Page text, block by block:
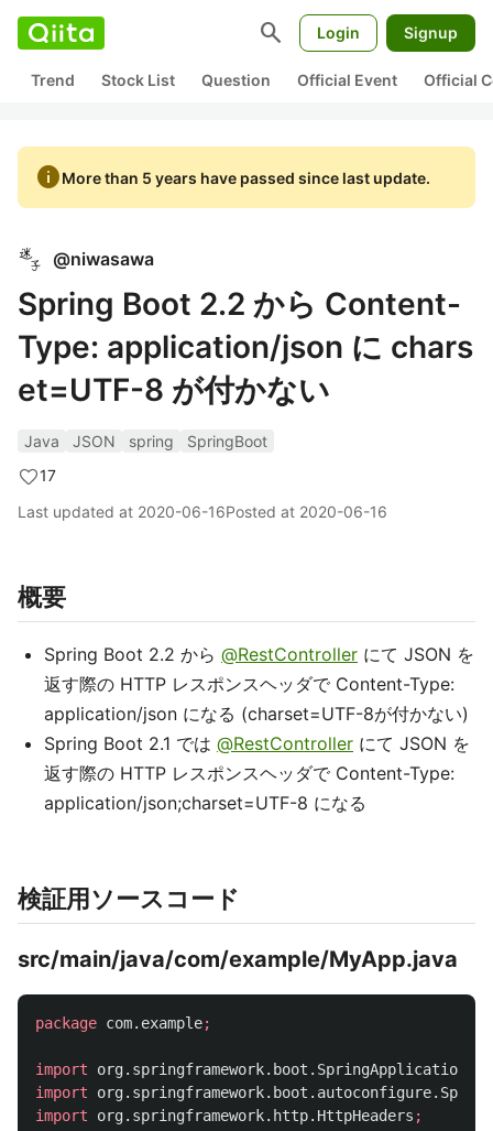
search Login Signup
Trend Stock List Question Official Event Official
infoMore than 5 years have passed since last update.
@niwasawa
Spring Boot 2.2 から Content-
Type: application/json に chars
et=UTF-8 が付かない
Java JSON spring
SpringBoot
17
Last updated at 2020-06-16Posted at 2020-06-16
概要
Spring Boot 2.2 から @RestController にて JSON を
返す際の HTTP レスポンスヘッダで Content-Type:
application/json になる (charset=UTF-8が付かない)
Spring Boot 2.1 では @RestController にて JSON を
返す際の HTTP レスポンスヘッダで Content-Type:
application/json;charset=UTF-8 になる
検証用ソースコード
src/main/java/com/example/MyApp.java
package com.example;
import org.springframework.boot.SpringApplication
import
import
org.springframework.http.HttpHeaders ;